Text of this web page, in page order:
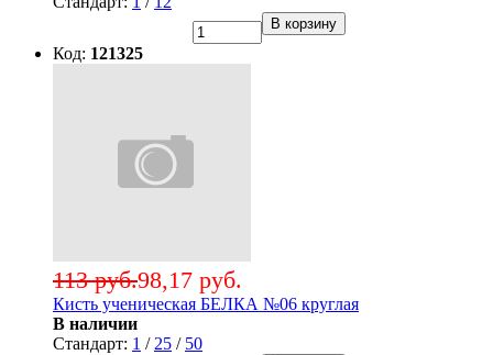
В корзину
Код: 121325
98,17 руб.
113 руб.
Кисть ученическая БЕЛКА №06 круглая
В наличии
Стандарт: 1 / 25 / 50